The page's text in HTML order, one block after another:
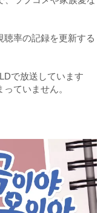
率の記録を更新する
で放送しています
ていません。